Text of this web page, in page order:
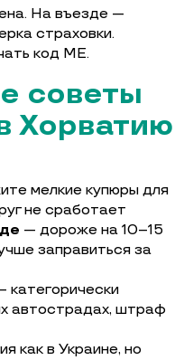
На въезде —
страховки.
код ME.
советы
Хорватию
мелкие купюры для
не сработает
— дороже на 10–15
заправиться за
категорически
автострадах, штраф
как в Украине, но